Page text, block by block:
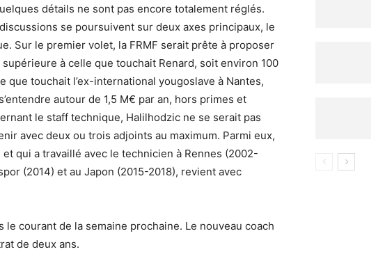
détails ne sont pas encore totalement réglés.
se poursuivent sur deux axes principaux, le
Sur le premier volet, la FRMF serait prête à proposer
à celle que touchait Renard, soit environ 100
que touchait l’ex-international yougoslave à Nantes,
autour de 1,5 M€ par an, hors primes et
le staff technique, Halilhodzic ne se serait pas
avec deux ou trois adjoints au maximum. Parmi eux,
qui a travaillé avec le technicien à Rennes (2002-
(2014) et au Japon (2015-2018), revient avec
le courant de la semaine prochaine. Le nouveau coach
de deux ans.